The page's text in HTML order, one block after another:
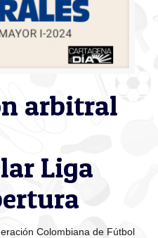
arbitral
Liga
Colombiana de Fútbol